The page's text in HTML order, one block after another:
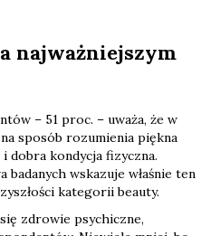
najważniejszym
– 51 proc. – uważa, że w
sposób rozumienia piękna
dobra kondycja fizyczna.
badanych wskazuje właśnie ten
kategorii beauty.
zdrowie psychiczne,